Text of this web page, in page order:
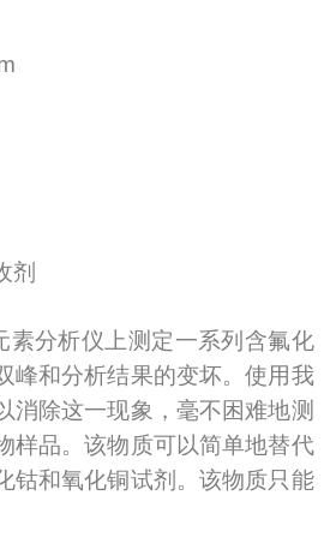
剂
素分析仪上测定一系列含氟化
峰和分析结果的变坏。使用我
消除这一现象，毫不困难地测
样品。该物质可以简单地替代
钴和氧化铜试剂。该物质只能